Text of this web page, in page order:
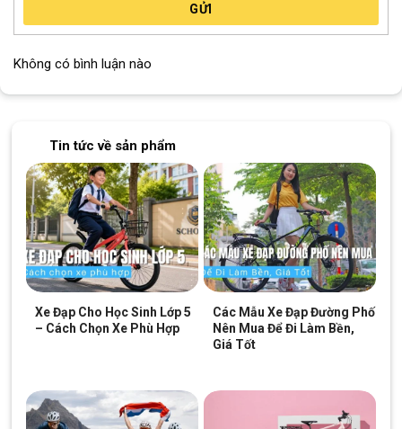
GỬI
Không có bình luận nào
Tin tức về sản phẩm
Xe Đạp Cho Học Sinh Lớp 5
– Cách Chọn Xe Phù Hợp
Các Mẫu Xe Đạp Đường Phố
Nên Mua Để Đi Làm Bền,
Giá Tốt